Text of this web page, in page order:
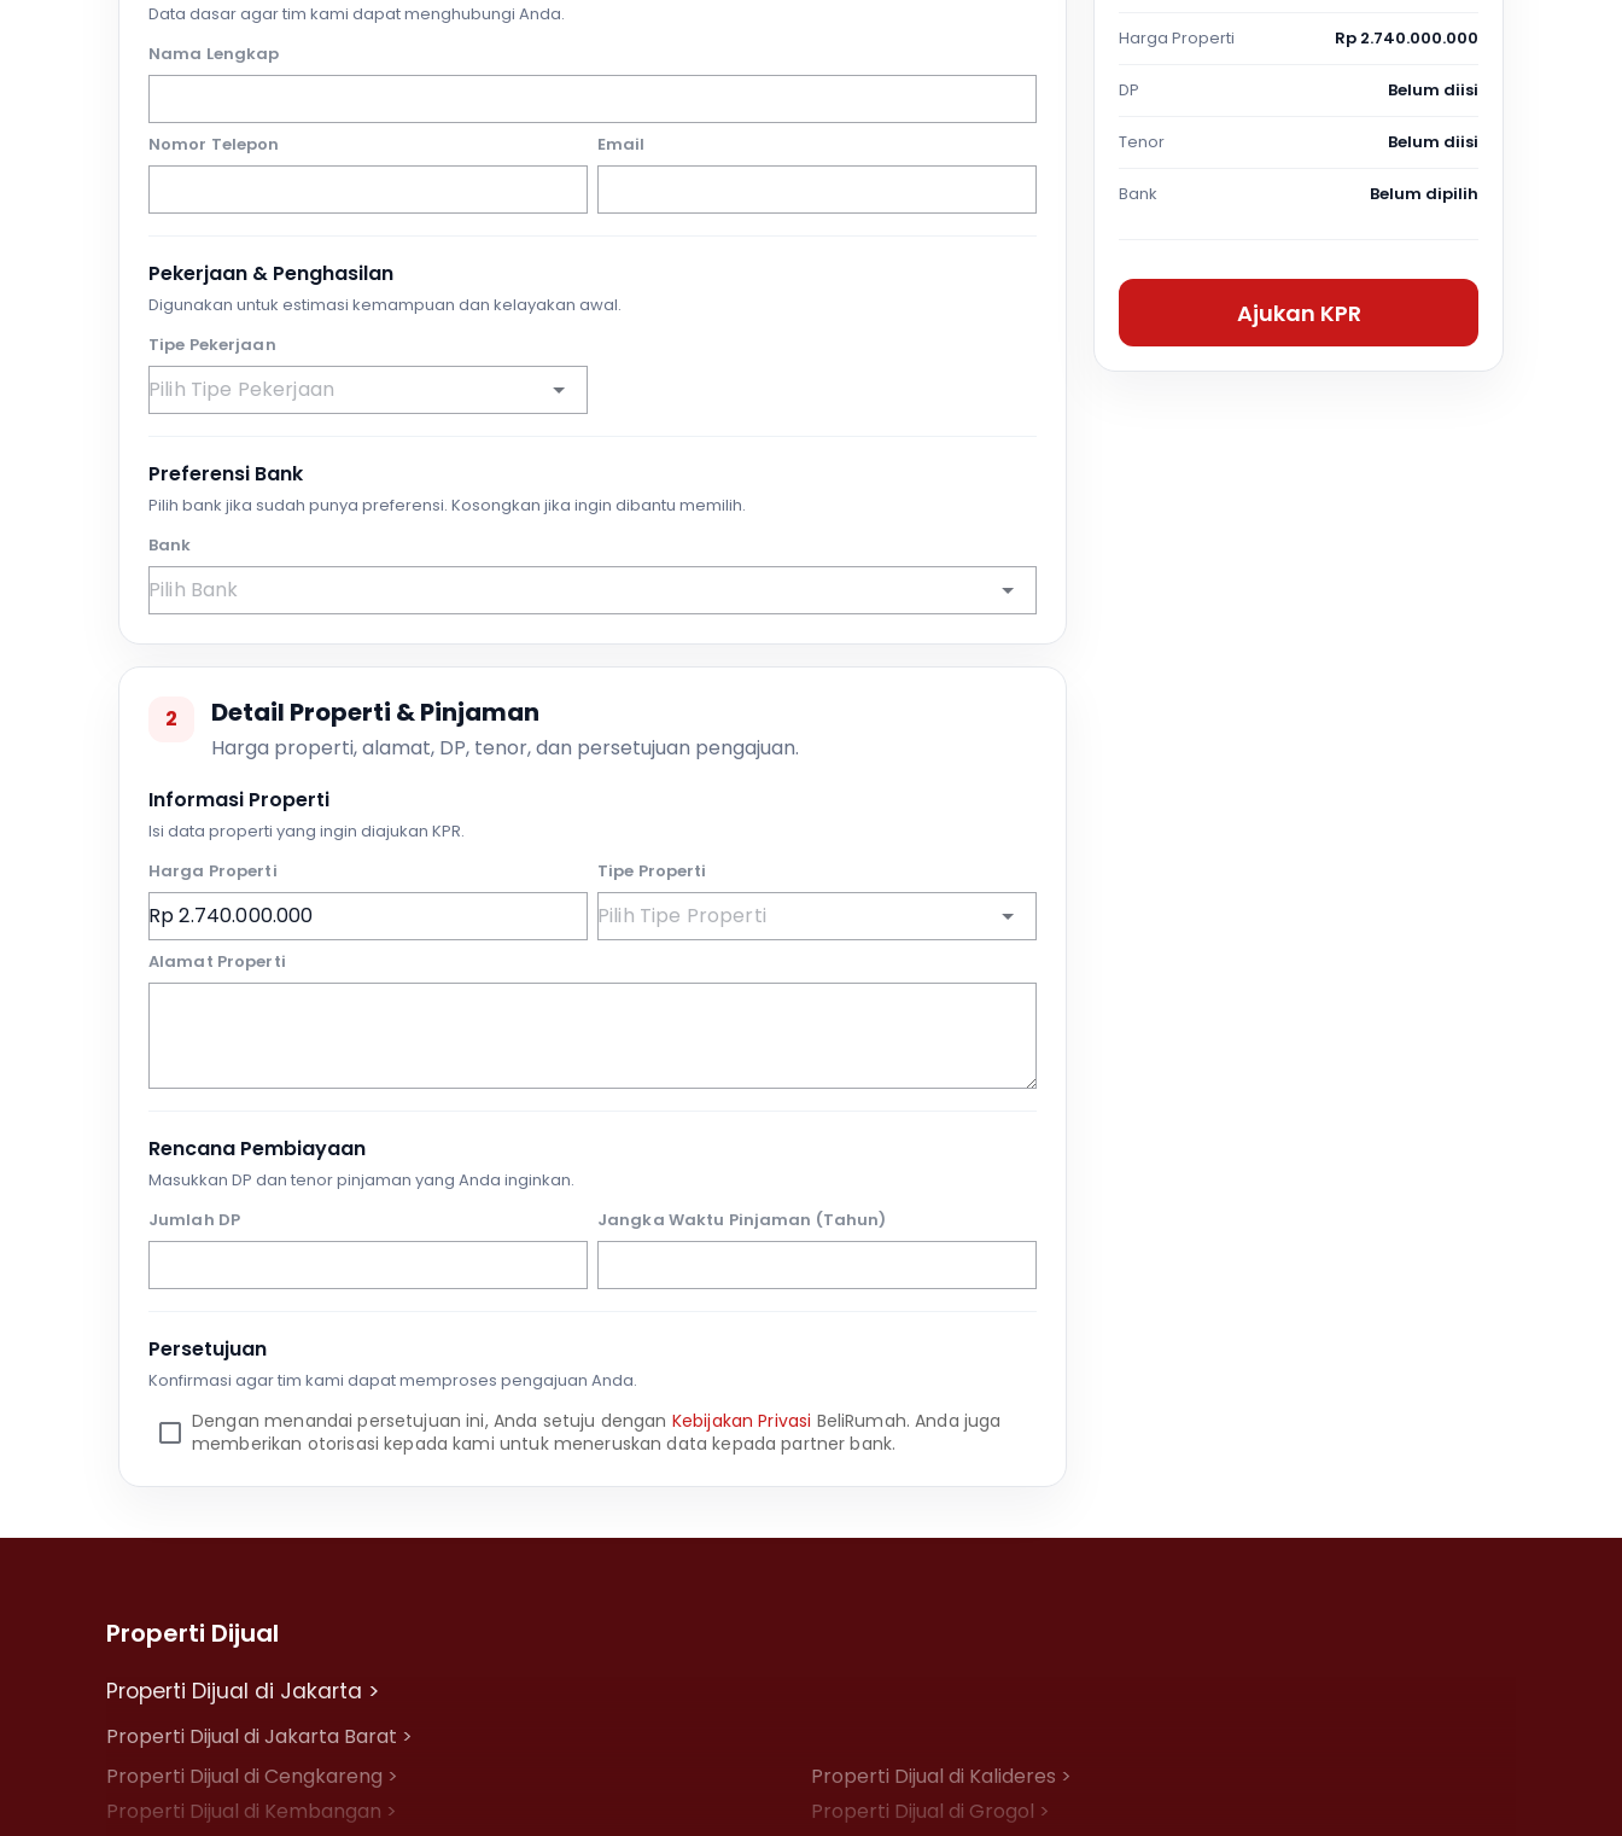
Data dasar agar tim kami dapat menghubungi Anda.
Nama Lengkap
Nomor Telepon Email
Pekerjaan & Penghasilan
Digunakan untuk estimasi kemampuan dan kelayakan awal.
Tipe Pekerjaan
Preferensi Bank
Pilih bank jika sudah punya preferensi. Kosongkan jika ingin dibantu memilih.
Bank
2 Detail Properti & Pinjaman
Harga properti, alamat, DP, tenor, dan persetujuan pengajuan.
Informasi Properti
Isi data properti yang ingin diajukan KPR.
Harga Properti
Tipe Properti
Alamat Properti
Rencana Pembiayaan
Masukkan DP dan tenor pinjaman yang Anda inginkan.
Jumlah DP
Jangka Waktu Pinjaman (Tahun)
Persetujuan
Konfirmasi agar tim kami dapat memproses pengajuan Anda.
Dengan menandai persetujuan ini, Anda setuju dengan Kebijakan Privasi BeliRumah. Anda juga
memberikan otorisasi kepada kami untuk meneruskan data kepada partner bank.
Harga Properti Rp 2.740.000.000
DP Belum diisi
Tenor Belum diisi
Bank Belum dipilih
Ajukan KPR
Properti Dijual
Properti Dijual di Jakarta >
Properti Dijual di Jakarta Barat >
Properti Dijual di Cengkareng >
Properti Dijual di Kalideres >
Properti Dijual di Kembangan >
Properti Dijual di Grogol >